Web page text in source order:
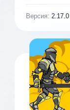
Версия: 2.17.0